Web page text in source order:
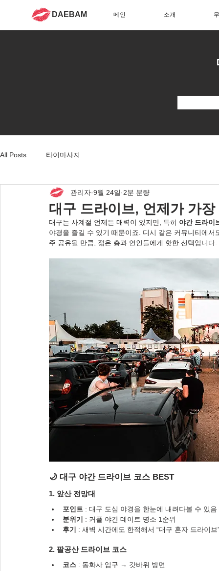
DAEBAM 메인 소개
All Posts 타이마사지
대구 드라이브, 언제가 가
관리자 9월 24일 2분 분량
대구는 사계절 언제든 매력이 있지만, 특히 야간 드라이
야경을 즐길 수 있기 때문이죠. 디시 같은 커뮤니티에서
주 공유될 만큼, 젊은 층과 연인들에게 핫한 선택입니다.
🌙 대구 야간 드라이브 코스 BEST
1. 앞산 전망대
포인트 : 대구 도심 야경을 한눈에 내려다볼 수 있음
분위기
: 커플 야간 데이트 명소 1순위
후기
: 새벽 시간에도 한적해서 “대구 혼자 드라이
2. 팔공산 드라이브 코스
코스 : 동화사 입구 → 갓바위 방면